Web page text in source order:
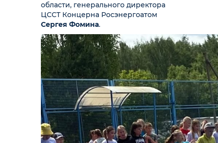
области, генерального директора
ЦССТ Концерна Росэнергоатом
Сергея Фомина.